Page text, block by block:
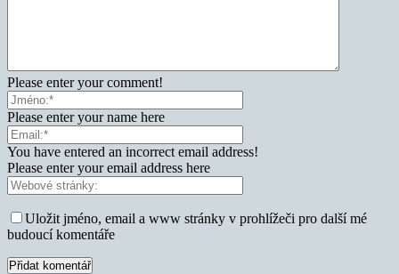
Please enter your comment!
Please enter your name here
You have entered an incorrect email address!
Please enter your email address here
Uložit jméno, email a www stránky v prohlížeči pro další mé
budoucí komentáře